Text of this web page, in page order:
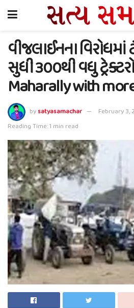
વીજલાઈનના વિરોધમાં
સુધી 300થી વધુ
Maharally with
bysatyasamachar
February 3,
Reading Time: 1 min read